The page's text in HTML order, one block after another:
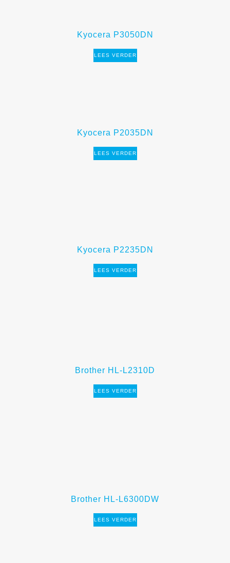
Kyocera P3050DN
LEES VERDER
Kyocera P2035DN
LEES VERDER
Kyocera P2235DN
LEES VERDER
Brother HL-L2310D
LEES VERDER
Brother HL-L6300DW
LEES VERDER